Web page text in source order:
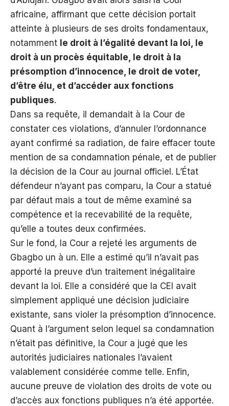
africaine, affirmant que cette décision portait
atteinte à plusieurs de ses droits fondamentaux,
notamment le droit à l’égalité devant la loi, le
droit à un procès équitable, le droit à la
présomption d’innocence, le droit de voter,
d’être élu, et d’accéder aux fonctions
publiques.
Dans sa requête, il demandait à la Cour de
constater ces violations, d’annuler l’ordonnance
ayant confirmé sa radiation, de faire effacer toute
mention de sa condamnation pénale, et de publier
la décision de la Cour au journal officiel. L’État
défendeur n’ayant pas comparu, la Cour a statué
par défaut mais a tout de même examiné sa
compétence et la recevabilité de la requête,
qu’elle a toutes deux confirmées.
Sur le fond, la Cour a rejeté les arguments de
Gbagbo un à un. Elle a estimé qu’il n’avait pas
apporté la preuve d’un traitement inégalitaire
devant la loi. Elle a considéré que la CEI avait
simplement appliqué une décision judiciaire
existante, sans violer la présomption d’innocence.
Quant à l’argument selon lequel sa condamnation
n’était pas définitive, la Cour a jugé que les
autorités judiciaires nationales l’avaient
valablement considérée comme telle. Enfin,
aucune preuve de violation des droits de vote ou
d’accès aux fonctions publiques n’a été apportée.